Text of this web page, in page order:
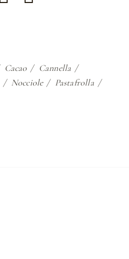
Cacao
Cannella
Nocciole
Pastafrolla